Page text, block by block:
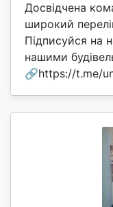
Досвідчена
широкий
Підписуйся на
нашими
🔗https://t.me/